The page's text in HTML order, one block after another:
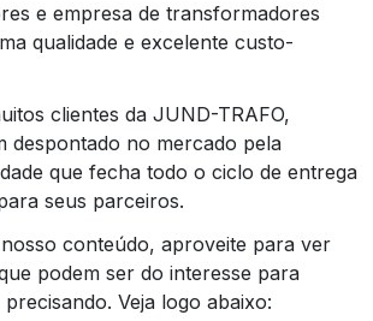
e empresa de transformadores
qualidade e excelente custo-
clientes da JUND-TRAFO,
despontado no mercado pela
que fecha todo o ciclo de entrega
seus parceiros.
conteúdo, aproveite para ver
podem ser do interesse para
Veja logo abaixo: